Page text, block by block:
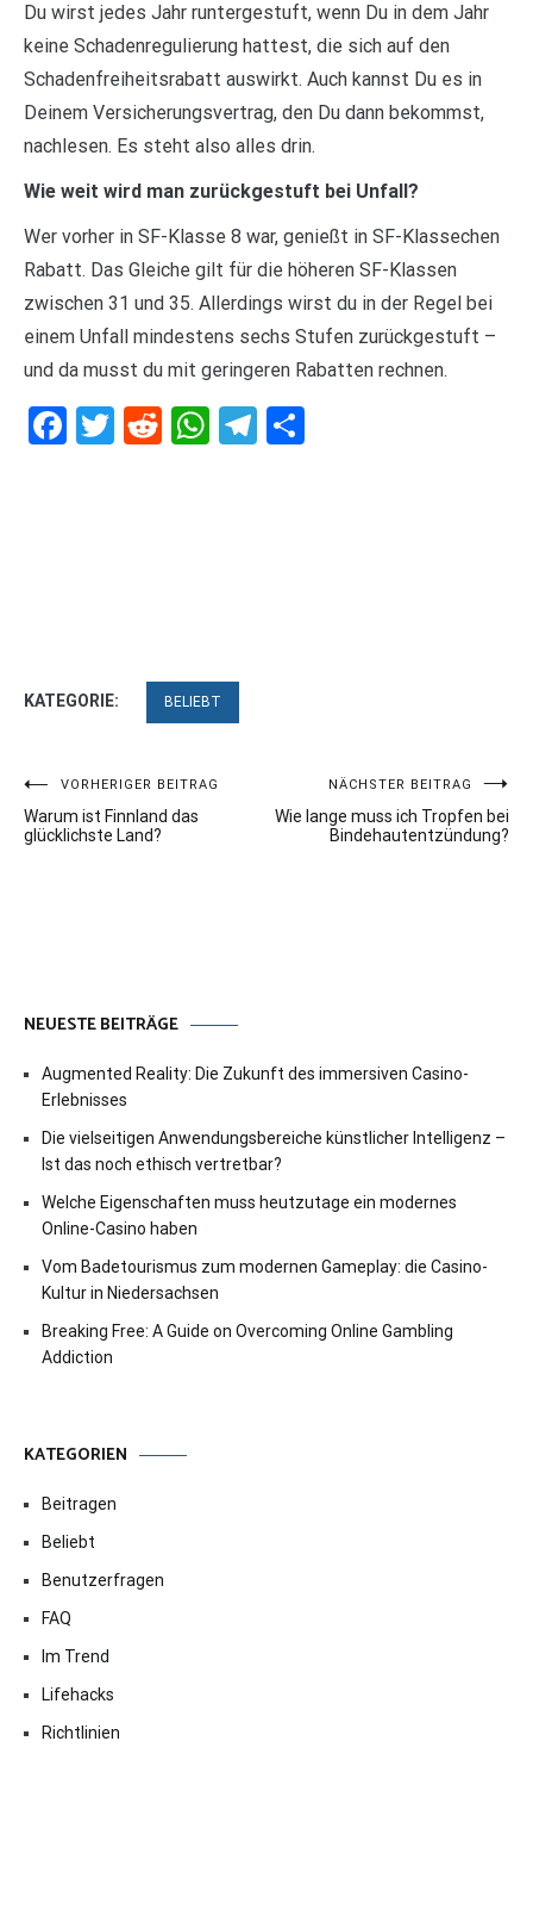
Du wirst jedes Jahr runtergestuft, wenn Du in dem Jahr
keine Schadenregulierung hattest, die sich auf den
Schadenfreiheitsrabatt auswirkt. Auch kannst Du es in
Deinem Versicherungsvertrag, den Du dann bekommst,
nachlesen. Es steht also alles drin.
Wie weit wird man zurückgestuft bei Unfall?
Wer vorher in SF-Klasse 8 war, genießt in SF-Klassechen
Rabatt. Das Gleiche gilt für die höheren SF-Klassen
zwischen 31 und 35. Allerdings wirst du in der Regel bei
einem Unfall mindestens sechs Stufen zurückgestuft –
und da musst du mit geringeren Rabatten rechnen.
Facebook
Twitter
RedditWhatsApp
Telegram
KATEGORIE: BELIEBT
Beitragsnavigation
VORHERIGER BEITRAG
Warum ist Finnland das
glücklichste Land?
NÄCHSTER BEITRAG
Wie lange muss ich Tropfen bei
Bindehautentzündung?
NEUESTE BEITRÄGE
Augmented Reality: Die Zukunft des immersiven Casino-
Erlebnisses
Die vielseitigen Anwendungsbereiche künstlicher Intelligenz –
Ist das noch ethisch vertretbar?
Welche Eigenschaften muss heutzutage ein modernes
Online-Casino haben
Vom Badetourismus zum modernen Gameplay: die Casino-
Kultur in Niedersachsen
Breaking Free: A Guide on Overcoming Online Gambling
Addiction
KATEGORIEN
Beitragen
Beliebt
Benutzerfragen
FAQ
Im Trend
Lifehacks
Richtlinien